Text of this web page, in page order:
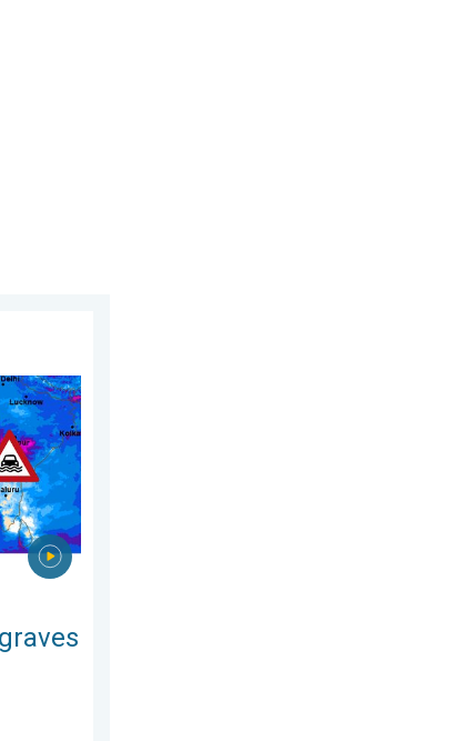
Mousson exceptionnelle. . . mercredi 29 juillet